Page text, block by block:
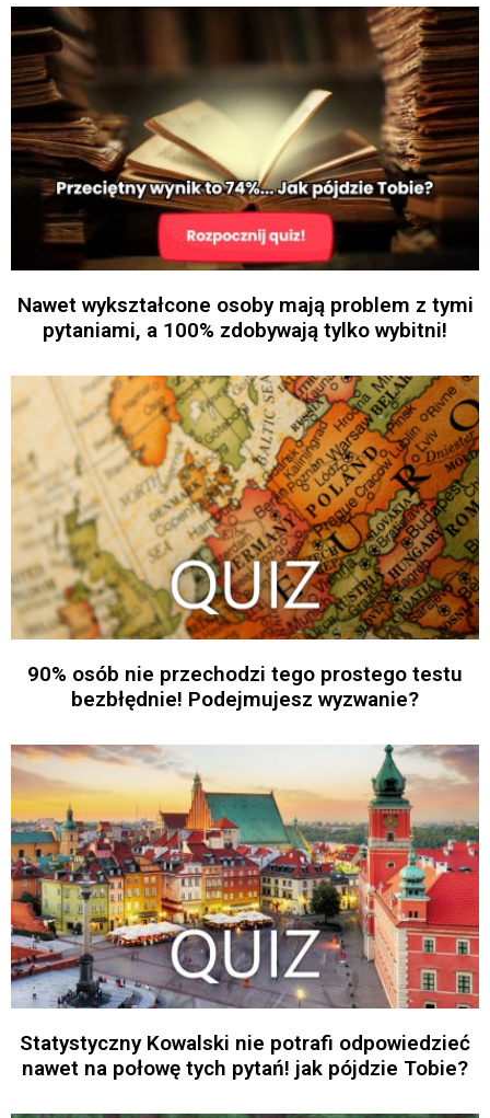
Nawet wykształcone osoby mają problem z tymi
pytaniami, a 100% zdobywają tylko wybitni!
90% osób nie przechodzi tego prostego testu
bezbłędnie! Podejmujesz wyzwanie?
Statystyczny Kowalski nie potrafi odpowiedzieć
nawet na połowę tych pytań! jak pójdzie Tobie?